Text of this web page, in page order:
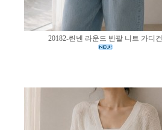
20182-린넨 라운드 반팔 니트 가디건